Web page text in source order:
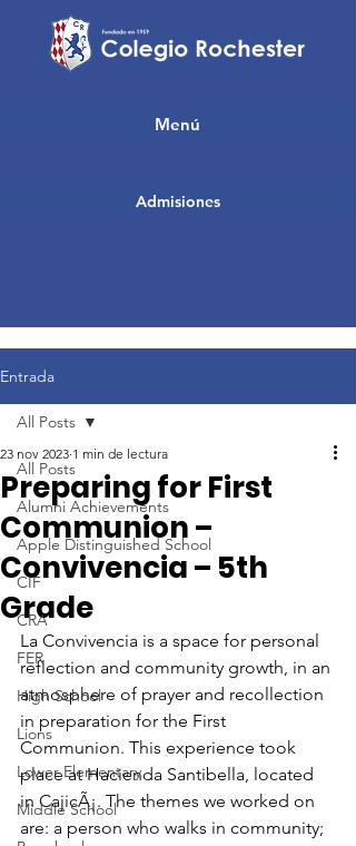
Admisiones
Menú
Entrada
All Posts
Alumni Achievements
Apple Distinguished School
CIF
CRA
FER
High School
Lions
Lower Elementary
Middle School
All Posts
Preparing for First
Communion –
Convivencia – 5th
Grade
23 nov 2023 1 min de lectura
La Convivencia is a space for personal
reflection and community growth, in an
atmosphere of prayer and recollection
in preparation for the First
Communion. This experience took
place at Hacienda Santibella, located
in CajicÃ¡. The themes we worked on
are: a person who walks in community;